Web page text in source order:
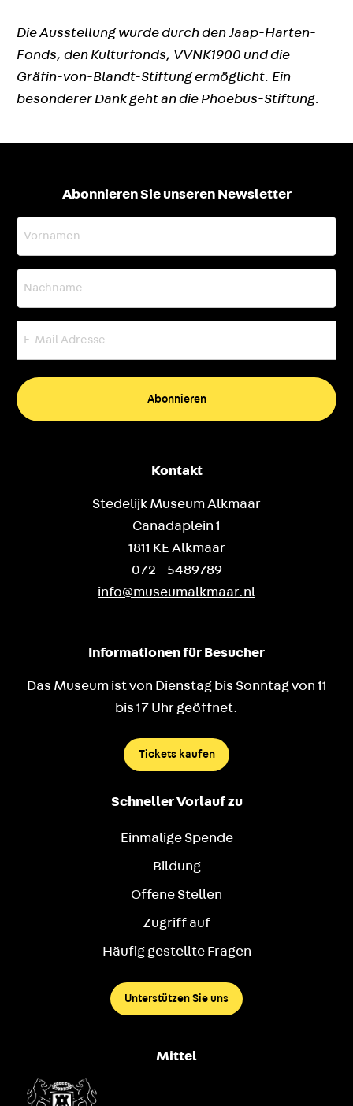
Die Ausstellung wurde durch den Jaap-Harten-
Fonds, den Kulturfonds, VVNK1900 und die
Gräfin-von-Blandt-Stiftung ermöglicht. Ein
besonderer Dank geht an die Phoebus-Stiftung.
Abonnieren Sie unseren Newsletter
Adresse
(erforderlich)
Kontakt
Stedelijk Museum Alkmaar
Canadaplein 1
1811 KE Alkmaar
072 - 5489789
info@museumalkmaar.nl
Informationen für Besucher
Das Museum ist von Dienstag bis Sonntag von 11
bis 17 Uhr geöffnet.
Tickets kaufen
Schneller Vorlauf zu
Einmalige Spende
Bildung
Offene Stellen
Zugriff auf
Häufig gestellte Fragen
Unterstützen Sie uns
Mittel